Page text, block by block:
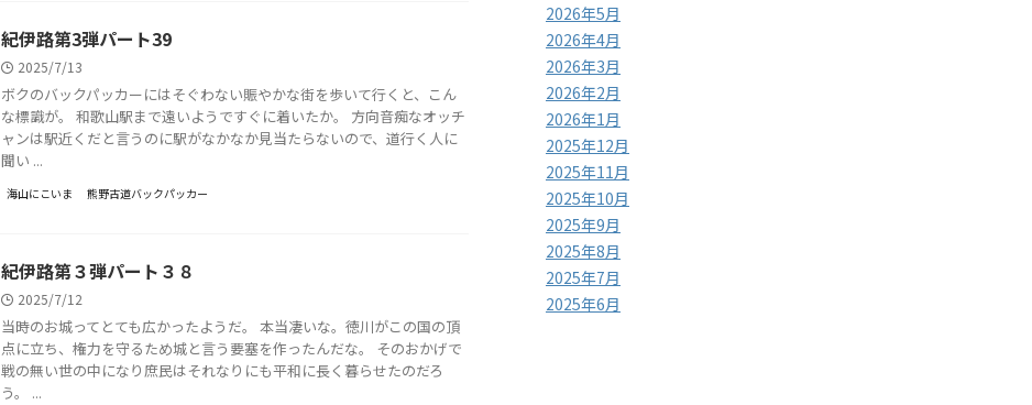
紀伊路第3弾パート39
2025/7/13
ボクのバックパッカーにはそぐわない賑やかな街を歩いて行くと、こん
な標識が。 和歌山駅まで遠いようですぐに着いたか。 方向音痴なオッチ
ャンは駅近くだと言うのに駅がなかなか見当たらないので、道行く人に
聞い ...
海山にこいま 熊野古道バックパッカー
紀伊路第３弾パート３８
2025/7/12
当時のお城ってとても広かったようだ。 本当凄いな。徳川がこの国の頂
点に立ち、権力を守るため城と言う要塞を作ったんだな。 そのおかげで
戦の無い世の中になり庶民はそれなりにも平和に長く暮らせたのだろ
う。 ...
2026年5月
2026年4月
2026年3月
2026年2月
2026年1月
2025年12月
2025年11月
2025年10月
2025年9月
2025年8月
2025年7月
2025年6月